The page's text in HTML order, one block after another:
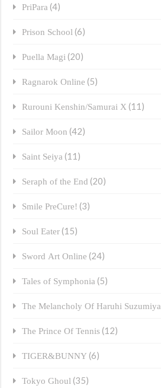
PriPara (4)
Prison School (6)
Puella Magi (20)
Ragnarok Online (5)
Rurouni Kenshin/Samurai X (11)
Sailor Moon (42)
Saint Seiya (11)
Seraph of the End (20)
Smile PreCure! (3)
Soul Eater (15)
Sword Art Online (24)
Tales of Symphonia (5)
The Melancholy Of Haruhi Suzumiya
The Prince Of Tennis (12)
TIGER&BUNNY (6)
Tokyo Ghoul (35)